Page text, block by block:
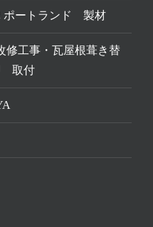
ポートランド 製材
工事・瓦屋根葺き替
取付